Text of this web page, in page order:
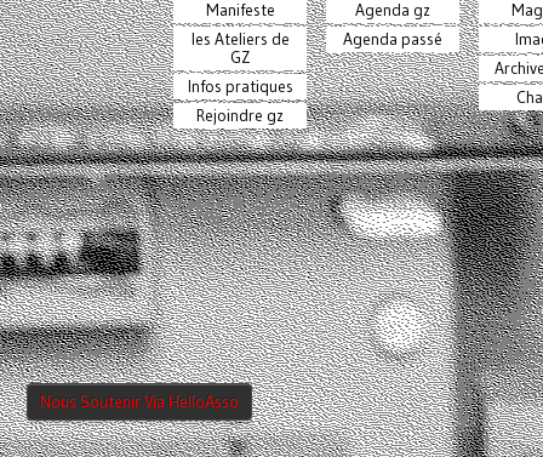
Manifeste
les Ateliers de
GZ
Infos pratiques
Rejoindre gz
Agenda gz
Agenda passé
Nous Soutenir Via HelloAsso